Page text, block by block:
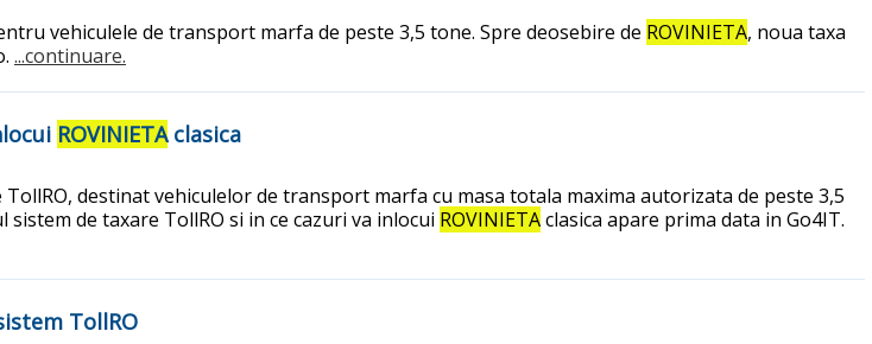
vehiculele de transport marfa de peste 3,5 tone. Spre deosebire de ROVINIETA, noua taxa
...continuare.
ROVINIETAclasica
destinat vehiculelor de transport marfa cu masa totala maxima autorizata de peste 3,5
de taxare TollRO si in ce cazuri va inlocui ROVINIETAclasica apare prima data in Go4IT.
TollRO